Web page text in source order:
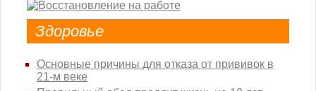
Здоровье
Основные причины для отказа от прививок в
21-м веке